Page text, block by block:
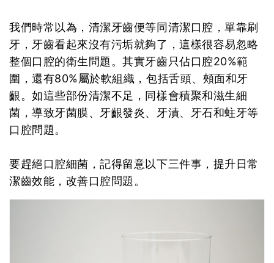
我們時常以為，清潔牙齒便等同清潔口腔，單靠刷
牙，牙齒看起來沒有污垢就夠了，這樣很容易忽略
整個口腔的衛生問題。其實牙齒只佔口腔20%範
圍，還有80%屬於軟組織，包括舌頭、頰面和牙
齦。如這些部份清潔不足，同樣會積聚和滋生細
菌，導致牙菌膜、牙齦發炎、牙漬、牙石和蛀牙等
口腔問題。
要趕絕口腔細菌，記得留意以下三件事，提升日常
潔齒效能，改善口腔問題。